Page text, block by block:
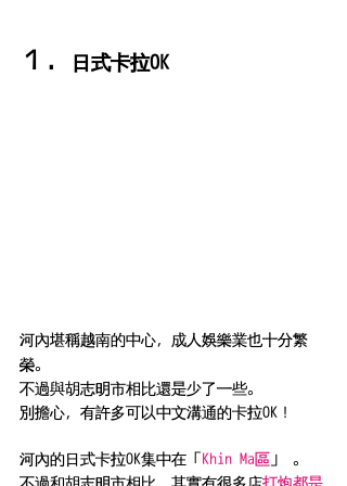
１． 日式卡拉OK
河內堪稱越南的中心，成人娛樂業也十分繁
榮。
不過與胡志明市相比還是少了一些。
別擔心，有許多可以中文溝通的卡拉OK！
河內的日式卡拉OK集中在「Khin Ma區 」 。